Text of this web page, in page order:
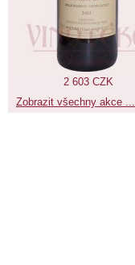
2 603 CZK
Zobrazit všechny akce ...